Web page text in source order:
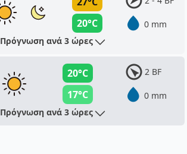
20°C
0 mm
Πρόγνωση ανά 3 ώρες
20°C
17°C
2 BF
0 mm
Πρόγνωση ανά 3 ώρες